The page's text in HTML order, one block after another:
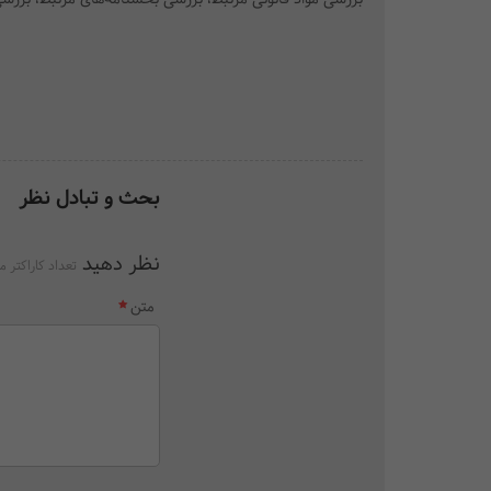
بحث و تبادل نظر
نظر دهید تعداد کاراکتر
متن